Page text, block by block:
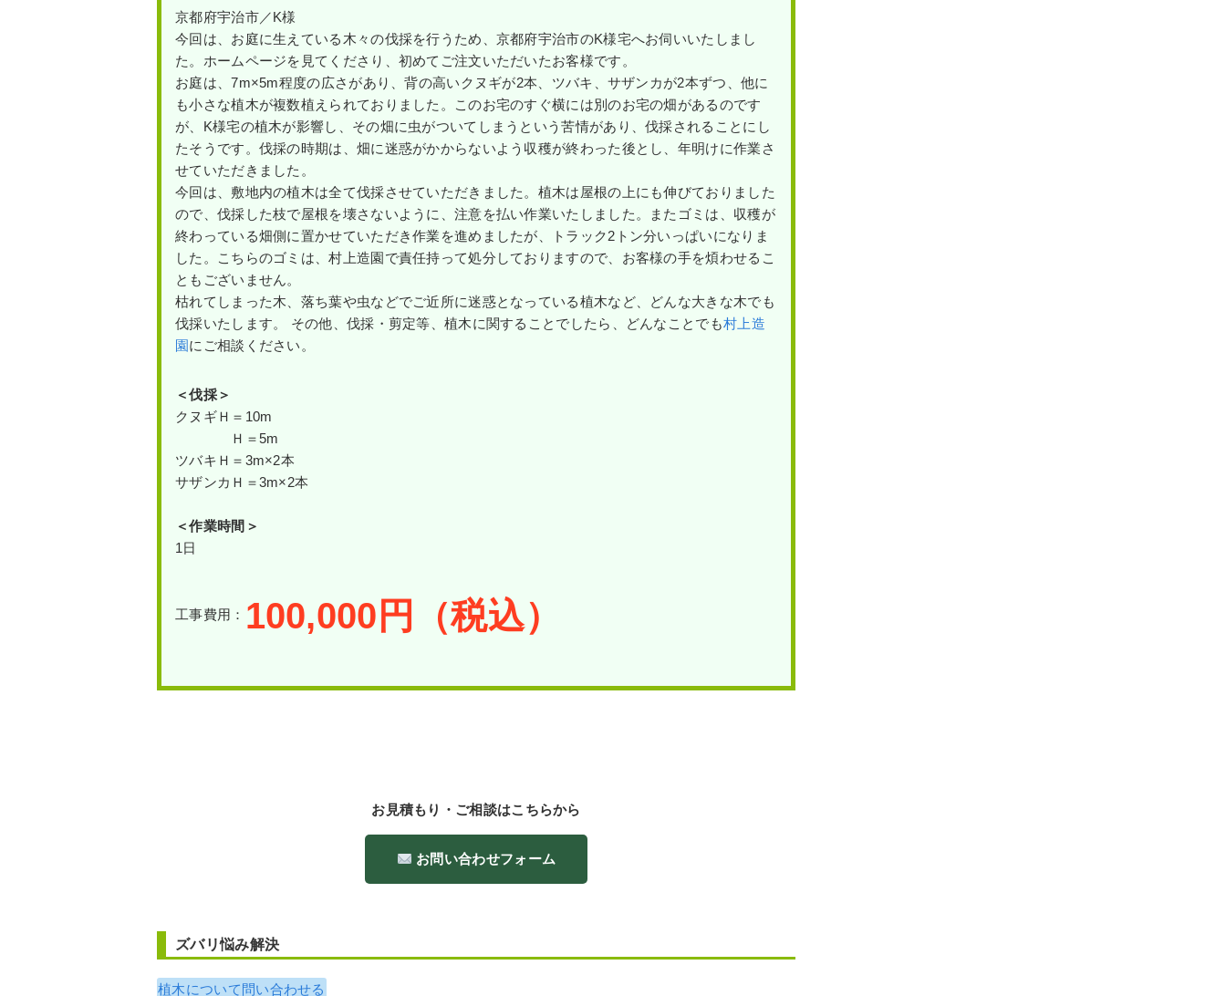
京都府宇治市／K様
今回は、お庭に生えている木々の伐採を行うため、京都府宇治市のK様宅へお伺いいたしまし
た。ホームページを見てくださり、初めてご注文いただいたお客様です。
お庭は、7m×5m程度の広さがあり、背の高いクヌギが2本、ツバキ、サザンカが2本ずつ、他に
も小さな植木が複数植えられておりました。このお宅のすぐ横には別のお宅の畑があるのです
が、K様宅の植木が影響し、その畑に虫がついてしまうという苦情があり、伐採されることにし
たそうです。伐採の時期は、畑に迷惑がかからないよう収穫が終わった後とし、年明けに作業さ
せていただきました。
今回は、敷地内の植木は全て伐採させていただきました。植木は屋根の上にも伸びておりました
ので、伐採した枝で屋根を壊さないように、注意を払い作業いたしました。またゴミは、収穫が
終わっている畑側に置かせていただき作業を進めましたが、トラック2トン分いっぱいになりま
した。こちらのゴミは、村上造園で責任持って処分しておりますので、お客様の手を煩わせるこ
ともございません。
枯れてしまった木、落ち葉や虫などでご近所に迷惑となっている植木など、どんな大きな木でも
伐採いたします。 その他、伐採・剪定等、植木に関することでしたら、どんなことでも村上造
園にご相談ください。
＜伐採＞
クヌギＨ＝10m
Ｈ＝5m
ツバキＨ＝3m×2本
サザンカＨ＝3m×2本
＜作業時間＞
1日
工事費用： 100,000 円（税込）
お見積もり・ご相談はこちらから
お問い合わせフォーム
ズバリ悩み解決
植木について問い合わせる